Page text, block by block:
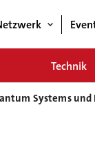
Technik
Systems